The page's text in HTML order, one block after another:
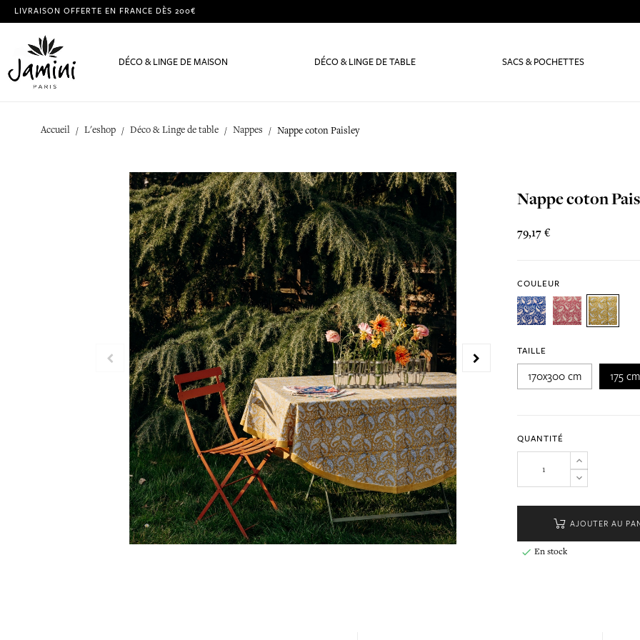
LIVRAISON OFFERTE EN FRANCE DÈS 200€
DÉCO & LINGE DE MAISON DÉCO & LINGE DE TABLE SACS & POCHETTES
Accueil L'eshop Déco & Linge de table Nappes Nappe coton Paisley
Nappe coton
79,17 €
COULEUR
TAILLE
170x300 cm 175 cm
QUANTITÉ
AJOUTER AU
 En stock